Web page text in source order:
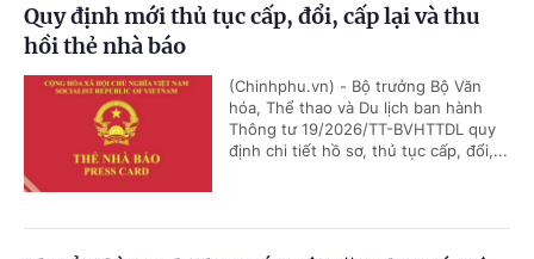
Quy định mới thủ tục cấp, đổi, cấp lại và thu
hồi thẻ nhà báo
(Chinhphu.vn) - Bộ trưởng Bộ Văn
hóa, Thể thao và Du lịch ban hành
Thông tư 19/2026/TT-BVHTTDL quy
định chi tiết hồ sơ, thủ tục cấp, đổi,...